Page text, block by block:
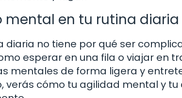
en tu rutina diaria
no tiene por qué ser
esperar en una fila o viajar en
mentales de forma ligera y
cómo tu agilidad mental y tu